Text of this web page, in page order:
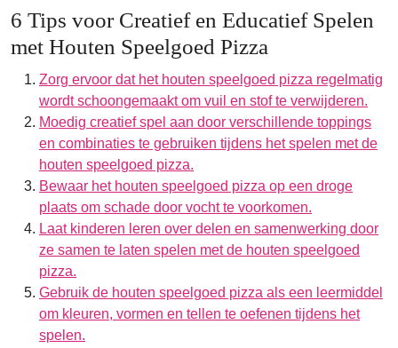
6 Tips voor Creatief en Educatief Spelen
met Houten Speelgoed Pizza
Zorg ervoor dat het houten speelgoed pizza regelmatig
wordt schoongemaakt om vuil en stof te verwijderen.
Moedig creatief spel aan door verschillende toppings
en combinaties te gebruiken tijdens het spelen met de
houten speelgoed pizza.
Bewaar het houten speelgoed pizza op een droge
plaats om schade door vocht te voorkomen.
Laat kinderen leren over delen en samenwerking door
ze samen te laten spelen met de houten speelgoed
pizza.
Gebruik de houten speelgoed pizza als een leermiddel
om kleuren, vormen en tellen te oefenen tijdens het
spelen.